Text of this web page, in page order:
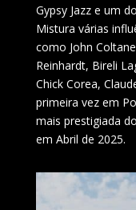
Gypsy Jazz e um
Mistura várias
como John
Reinhardt, Bireli
Chick Corea,
primeira vez em
mais prestigiada
em Abril de 2025.